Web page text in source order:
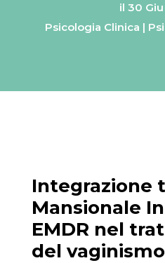
il 30
Psicologia Clinica |
Integrazione
Mansionale
EMDR nel
del